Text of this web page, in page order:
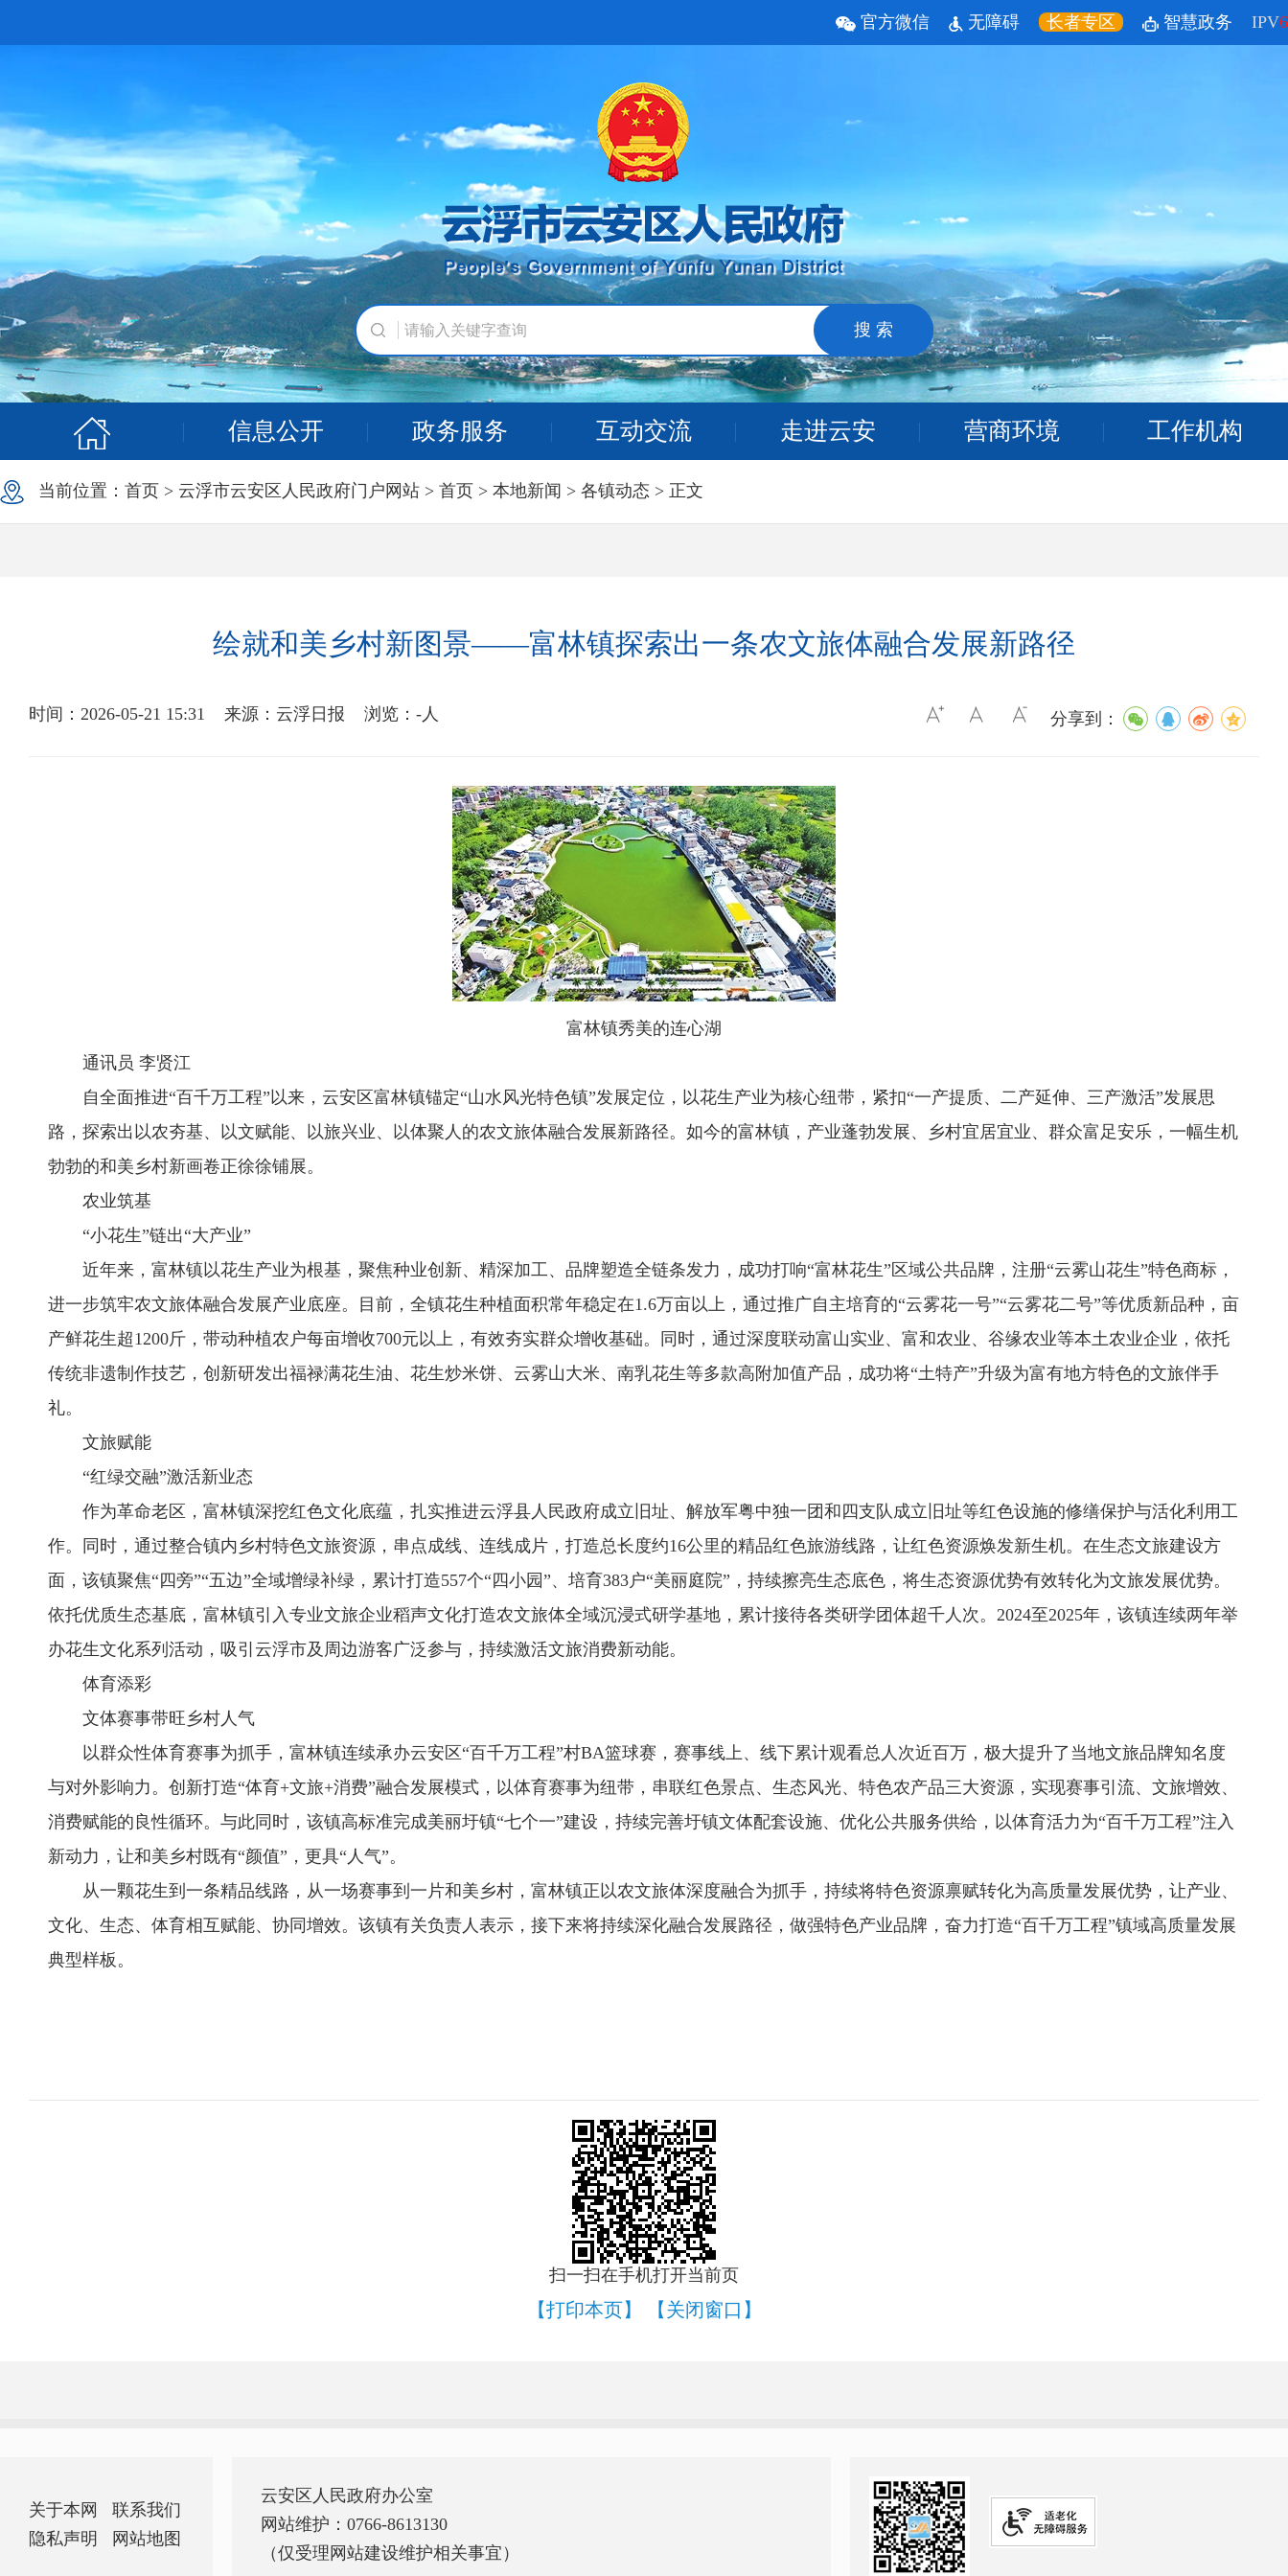
官方微信 无障碍 长者专区 智慧政务 IPV6
搜 索
信息公开 政务服务 互动交流 走进云安 营商环境 工作机构
当前位置： 首页 > 云浮市云安区人民政府门户网站 > 首页 > 本地新闻 > 各镇动态 > 正文
绘就和美乡村新图景——富林镇探索出一条农文旅体融合发展新路径
时间：2026-05-21 15:31 来源：云浮日报 浏览： -人 分享到：
富林镇秀美的连心湖
通讯员 李贤江
自全面推进“百千万工程”以来，云安区富林镇锚定“山水风光特色镇”发展定位，以花生产业为核心纽带，紧扣“一产提质、二产延伸、三产激活”发展思
路，探索出以农夯基、以文赋能、以旅兴业、以体聚人的农文旅体融合发展新路径。如今的富林镇，产业蓬勃发展、乡村宜居宜业、群众富足安乐，一幅生机
勃勃的和美乡村新画卷正徐徐铺展。
农业筑基
“小花生”链出“大产业”
近年来，富林镇以花生产业为根基，聚焦种业创新、精深加工、品牌塑造全链条发力，成功打响“富林花生”区域公共品牌，注册“云雾山花生”特色商标，
进一步筑牢农文旅体融合发展产业底座。目前，全镇花生种植面积常年稳定在1.6万亩以上，通过推广自主培育的“云雾花一号”“云雾花二号”等优质新品种，亩
产鲜花生超1200斤，带动种植农户每亩增收700元以上，有效夯实群众增收基础。同时，通过深度联动富山实业、富和农业、谷缘农业等本土农业企业，依托
传统非遗制作技艺，创新研发出福禄满花生油、花生炒米饼、云雾山大米、南乳花生等多款高附加值产品，成功将“土特产”升级为富有地方特色的文旅伴手
礼。
文旅赋能
“红绿交融”激活新业态
作为革命老区，富林镇深挖红色文化底蕴，扎实推进云浮县人民政府成立旧址、解放军粤中独一团和四支队成立旧址等红色设施的修缮保护与活化利用工
作。同时，通过整合镇内乡村特色文旅资源，串点成线、连线成片，打造总长度约16公里的精品红色旅游线路，让红色资源焕发新生机。在生态文旅建设方
面，该镇聚焦“四旁”“五边”全域增绿补绿，累计打造557个“四小园”、培育383户“美丽庭院”，持续擦亮生态底色，将生态资源优势有效转化为文旅发展优势。
依托优质生态基底，富林镇引入专业文旅企业稻声文化打造农文旅体全域沉浸式研学基地，累计接待各类研学团体超千人次。2024至2025年，该镇连续两年举
办花生文化系列活动，吸引云浮市及周边游客广泛参与，持续激活文旅消费新动能。
体育添彩
文体赛事带旺乡村人气
以群众性体育赛事为抓手，富林镇连续承办云安区“百千万工程”村BA篮球赛，赛事线上、线下累计观看总人次近百万，极大提升了当地文旅品牌知名度
与对外影响力。创新打造“体育+文旅+消费”融合发展模式，以体育赛事为纽带，串联红色景点、生态风光、特色农产品三大资源，实现赛事引流、文旅增效、
消费赋能的良性循环。与此同时，该镇高标准完成美丽圩镇“七个一”建设，持续完善圩镇文体配套设施、优化公共服务供给，以体育活力为“百千万工程”注入
新动力，让和美乡村既有“颜值”，更具“人气”。
从一颗花生到一条精品线路，从一场赛事到一片和美乡村，富林镇正以农文旅体深度融合为抓手，持续将特色资源禀赋转化为高质量发展优势，让产业、
文化、生态、体育相互赋能、协同增效。该镇有关负责人表示，接下来将持续深化融合发展路径，做强特色产业品牌，奋力打造“百千万工程”镇域高质量发展
典型样板。
扫一扫在手机打开当前页
【打印本页】 【关闭窗口】
关于本网
联系我们
隐私声明
网站地图
云安区人民政府办公室
网站维护：0766-8613130
（仅受理网站建设维护相关事宜）